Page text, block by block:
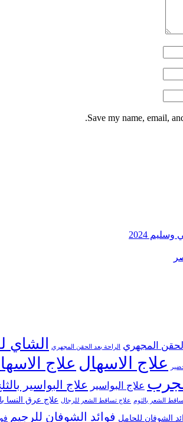
Save my name, email,
2024
المجهري الراحة بعد الحقن المجهري الشاي
علاج الاسهال علاج
مجرب علاج البواسير علاج البواسير
الشعر بالثوم علاج تساقط الشعر للرجال علاج عرق النسا
الشوفان للحامل فوائد الشوفان للرجيم